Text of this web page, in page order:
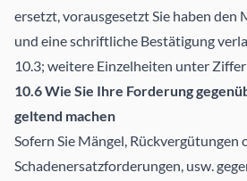
ersetzt, vorausgesetzt Sie haben den
und eine schriftliche Bestätigung
10.3; weitere Einzelheiten unter
10.6 Wie Sie Ihre Forderung
geltend machen
Sofern Sie Mängel, Rückvergütungen
Schadenersatzforderungen, usw.